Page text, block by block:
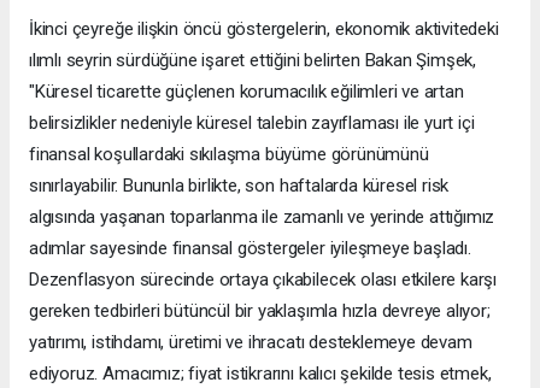
İkinci çeyreğe ilişkin öncü göstergelerin, ekonomik aktivitedeki
ılımlı seyrin sürdüğüne işaret ettiğini belirten Bakan Şimşek,
"Küresel ticarette güçlenen korumacılık eğilimleri ve artan
belirsizlikler nedeniyle küresel talebin zayıflaması ile yurt içi
finansal koşullardaki sıkılaşma büyüme görünümünü
sınırlayabilir. Bununla birlikte, son haftalarda küresel risk
algısında yaşanan toparlanma ile zamanlı ve yerinde attığımız
adımlar sayesinde finansal göstergeler iyileşmeye başladı.
Dezenflasyon sürecinde ortaya çıkabilecek olası etkilere karşı
gereken tedbirleri bütüncül bir yaklaşımla hızla devreye alıyor;
yatırımı, istihdamı, üretimi ve ihracatı desteklemeye devam
ediyoruz. Amacımız; fiyat istikrarını kalıcı şekilde tesis etmek,